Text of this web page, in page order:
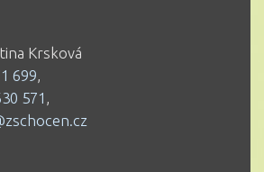
Krsková
699
571